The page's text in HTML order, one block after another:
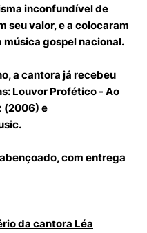
inconfundível de
seu valor, e a colocaram
música gospel nacional.
a cantora já recebeu
Louvor Profético - Ao
(2006) e
com entrega
da cantora Léa